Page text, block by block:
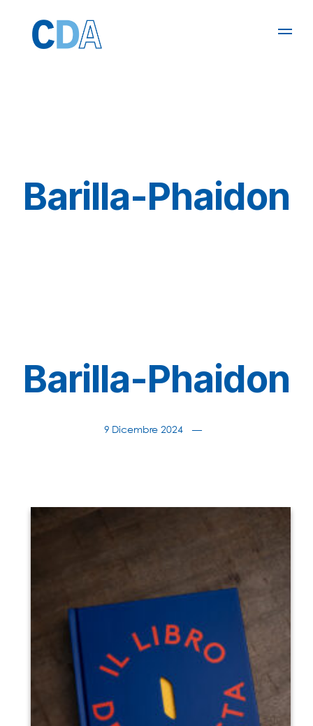
Barilla-Phaidon
Barilla-Phaidon
9 Dicembre 2024